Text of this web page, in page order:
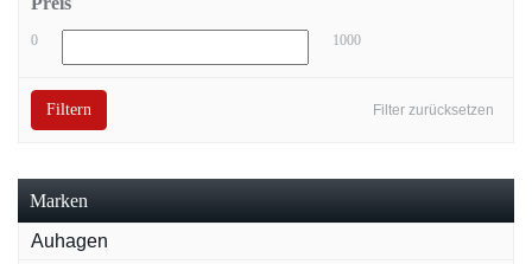
0 1000
Filter zurücksetzen
Filtern
Marken
Auhagen